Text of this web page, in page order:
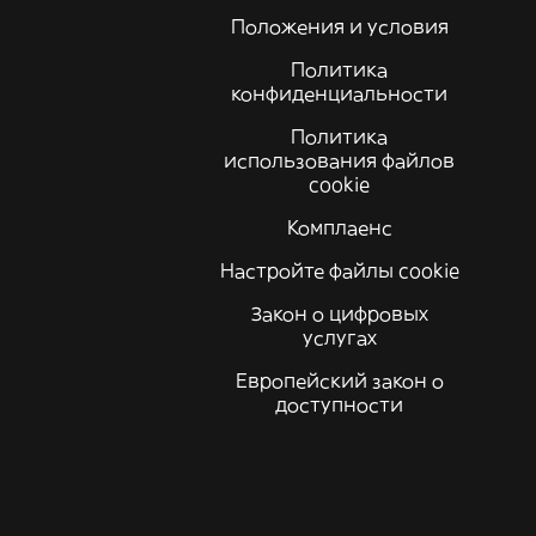
Положения и условия
Политика
конфиденциальности
Политика
использования файлов
cookie
Комплаенс
Настройте файлы cookie
Закон о цифровых
услугах
Европейский закон о
доступности